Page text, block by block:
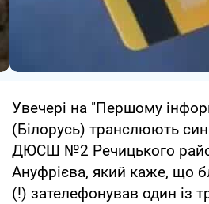
Увечері на "Першому
(Білорусь) транслюють
ДЮСШ №2 Речицького
Ануфрієва, який каже, що
(!) зателефонував один із